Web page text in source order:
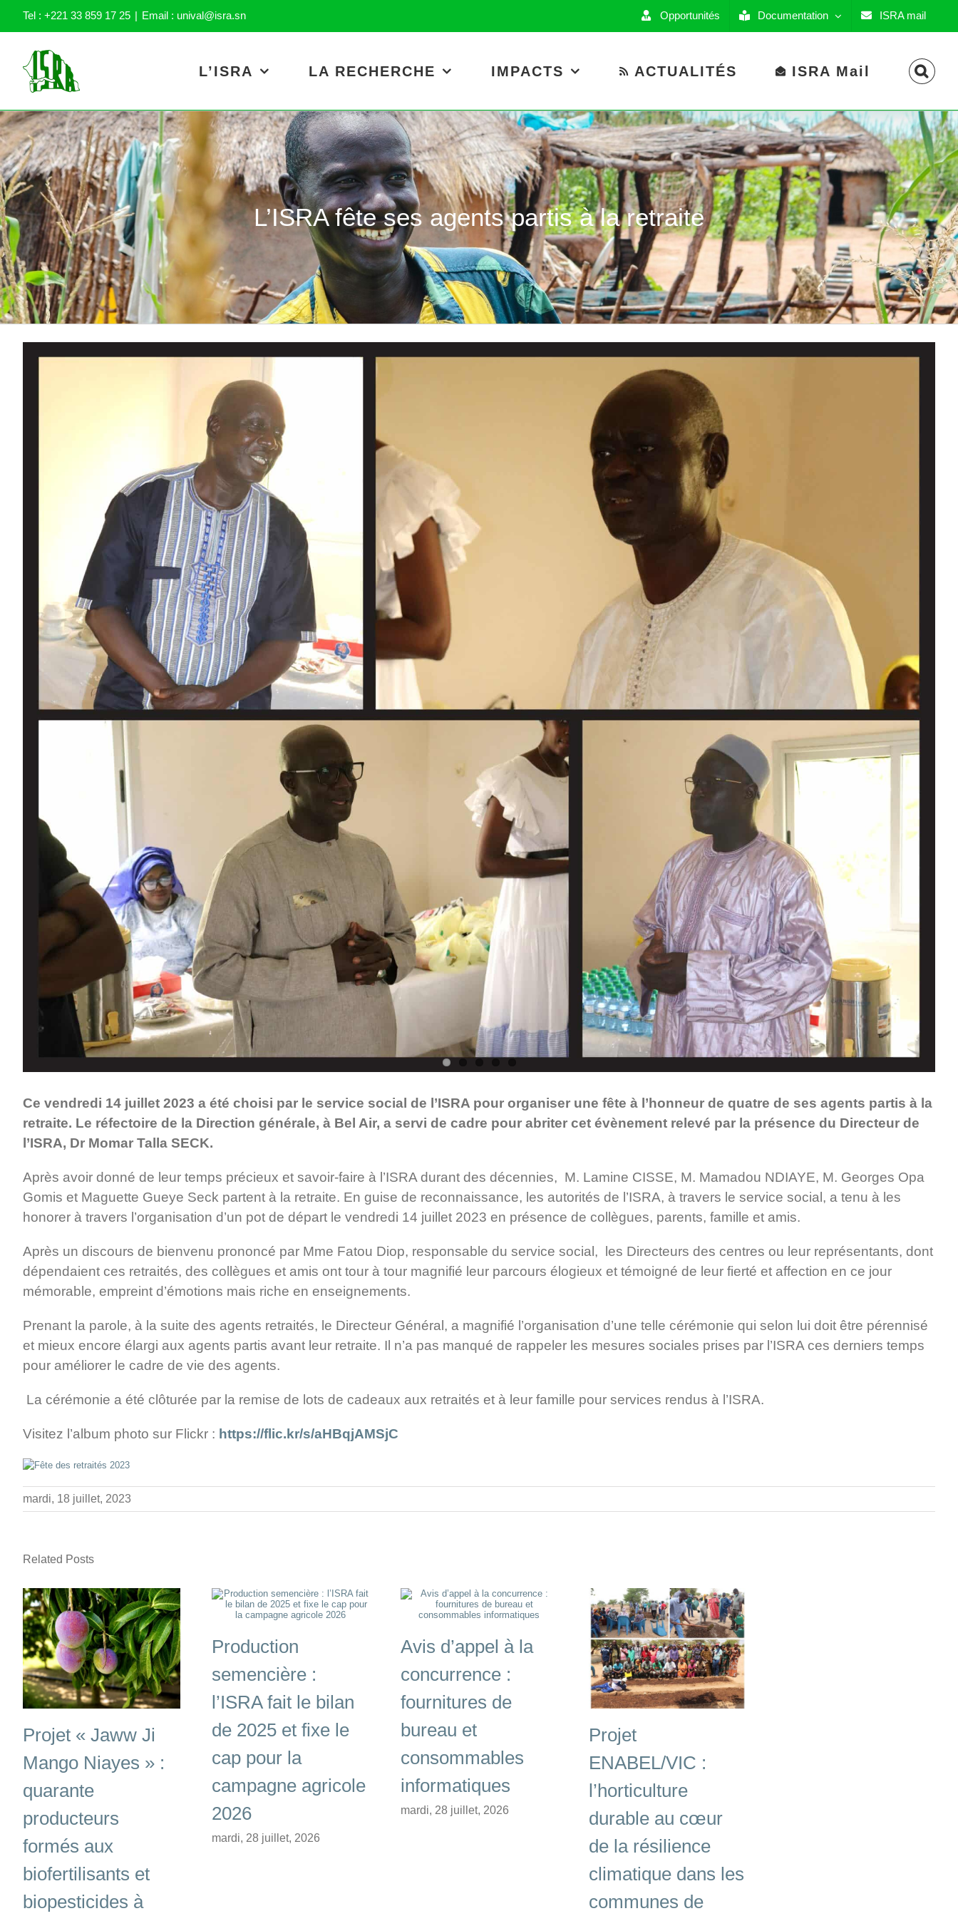
content
Tel : +221 33 859 17 25 | Email : unival@isra.sn Opportunités Documentation ISRA mail
L’ISRA LA RECHERCHE IMPACTS ACTUALITÉS ISRA Mail
L’ISRA fête ses agents partis à la retraite
Ce vendredi 14 juillet 2023 a été choisi par le service social de l’ISRA pour organiser une fête à l’honneur de quatre de ses agents partis à la
retraite. Le réfectoire de la Direction générale, à Bel Air, a servi de cadre pour abriter cet évènement relevé par la présence du Directeur de
l’ISRA, Dr Momar Talla SECK.
Après avoir donné de leur temps précieux et savoir-faire à l’ISRA durant des décennies, M. Lamine CISSE, M. Mamadou NDIAYE, M. Georges Opa
Gomis et Maguette Gueye Seck partent à la retraite. En guise de reconnaissance, les autorités de l’ISRA, à travers le service social, a tenu à les
honorer à travers l’organisation d’un pot de départ le vendredi 14 juillet 2023 en présence de collègues, parents, famille et amis.
Après un discours de bienvenu prononcé par Mme Fatou Diop, responsable du service social, les Directeurs des centres ou leur représentants, dont
dépendaient ces retraités, des collègues et amis ont tour à tour magnifié leur parcours élogieux et témoigné de leur fierté et affection en ce jour
mémorable, empreint d’émotions mais riche en enseignements.
Prenant la parole, à la suite des agents retraités, le Directeur Général, a magnifié l’organisation d’une telle cérémonie qui selon lui doit être pérennisé
et mieux encore élargi aux agents partis avant leur retraite. Il n’a pas manqué de rappeler les mesures sociales prises par l’ISRA ces derniers temps
pour améliorer le cadre de vie des agents.
La cérémonie a été clôturée par la remise de lots de cadeaux aux retraités et à leur famille pour services rendus à l’ISRA.
Visitez l’album photo sur Flickr : https://flic.kr/s/aHBqjAMSjC
mardi, 18 juillet, 2023
Related Posts
Projet « Jaww Ji
Mango Niayes » :
quarante
producteurs
formés aux
biofertilisants et
biopesticides à
Production
semencière :
l’ISRA fait le bilan
de 2025 et fixe le
cap pour la
campagne agricole
2026
mardi, 28 juillet, 2026
Avis d’appel à la
concurrence :
fournitures de
bureau et
consommables
informatiques
mardi, 28 juillet, 2026
Projet
ENABEL/VIC :
l’horticulture
durable au cœur
de la résilience
climatique dans les
communes de